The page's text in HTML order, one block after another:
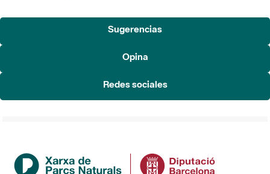
Sugerencias
Opina
Redes sociales